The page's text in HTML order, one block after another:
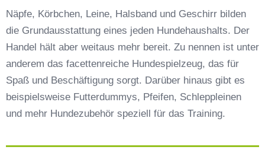
Näpfe, Körbchen, Leine, Halsband und Geschirr bilden
die Grundausstattung eines jeden Hundehaushalts. Der
Handel hält aber weitaus mehr bereit. Zu nennen ist unter
anderem das facettenreiche Hundespielzeug, das für
Spaß und Beschäftigung sorgt. Darüber hinaus gibt es
beispielsweise Futterdummys, Pfeifen, Schleppleinen
und mehr Hundezubehör speziell für das Training.